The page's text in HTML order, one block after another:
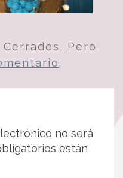
Pero
.
no será
están